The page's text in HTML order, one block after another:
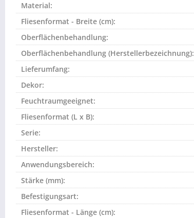
Material:
Fliesenformat - Breite (cm):
Oberflächenbehandlung:
Oberflächenbehandlung (Herstellerbezeichnung):
Lieferumfang:
Dekor:
Feuchtraumgeeignet:
Fliesenformat (L x B):
Serie:
Hersteller:
Anwendungsbereich:
Stärke (mm):
Befestigungsart:
Fliesenformat - Länge (cm):